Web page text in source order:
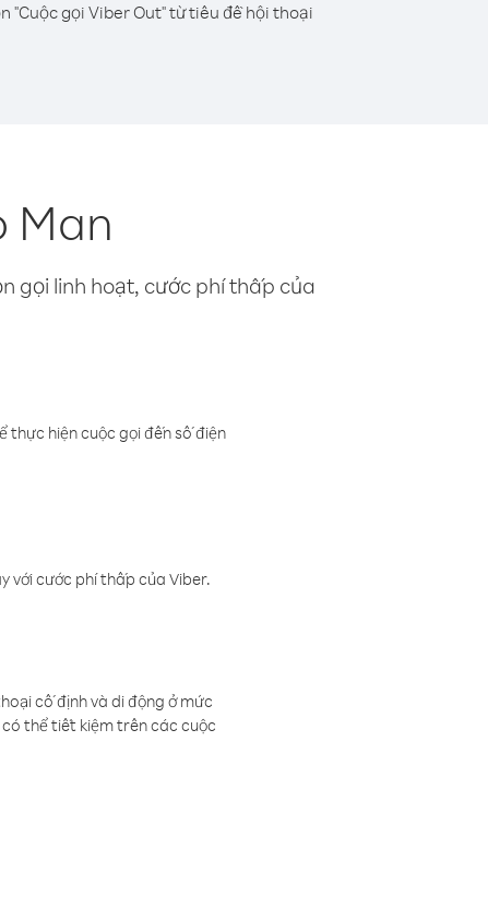
"Cuộc gọi Viber Out" từ tiêu đề hội thoại
Man
gọi linh hoạt, cước phí thấp của
thực hiện cuộc gọi đến số điện
với cước phí thấp của Viber.
cố định và di động ở mức
thể tiết kiệm trên các cuộc